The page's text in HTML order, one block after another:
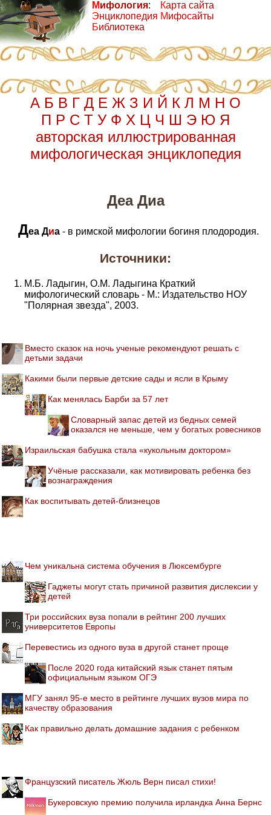
Мифология:
Энциклопедия
Библиотека
Карта сайта
Мифосайты
А Б В Г Д Е Ж З И Й К Л М Н О
П Р С Т У Ф Х Ц Ч Ш Э Ю Я
авторская иллюстрированная
мифологическая энциклопедия
Деа Диа
Деа Диа - в римской мифологии богиня плодородия.
Источники:
М.Б. Ладыгин, О.М. Ладыгина Краткий
мифологический словарь - М.: Издательство НОУ
"Полярная звезда", 2003.
Вместо сказок на ночь ученые рекомендуют решать с
детьми задачи
Какими были первые детские сады и ясли в Крыму
Как менялась Барби за 57 лет
Словарный запас детей из бедных семей
оказался не меньше, чем у богатых ровесников
Израильская бабушка стала «кукольным доктором»
Учёные рассказали, как мотивировать ребенка без
вознаграждения
Как воспитывать детей-близнецов
Чем уникальна система обучения в Люксембурге
Гаджеты могут стать причиной развития дислексии у
детей
Три российских вуза попали в рейтинг 200 лучших
университетов Европы
Перевестись из одного вуза в другой станет проще
После 2020 года китайский язык станет пятым
официальным языком ОГЭ
МГУ занял 95-е место в рейтинге лучших вузов мира по
качеству образования
Как правильно делать домашние задания с ребенком
Французский писатель Жюль Верн писал стихи!
Букеровскую премию получила ирландка Анна Бернс